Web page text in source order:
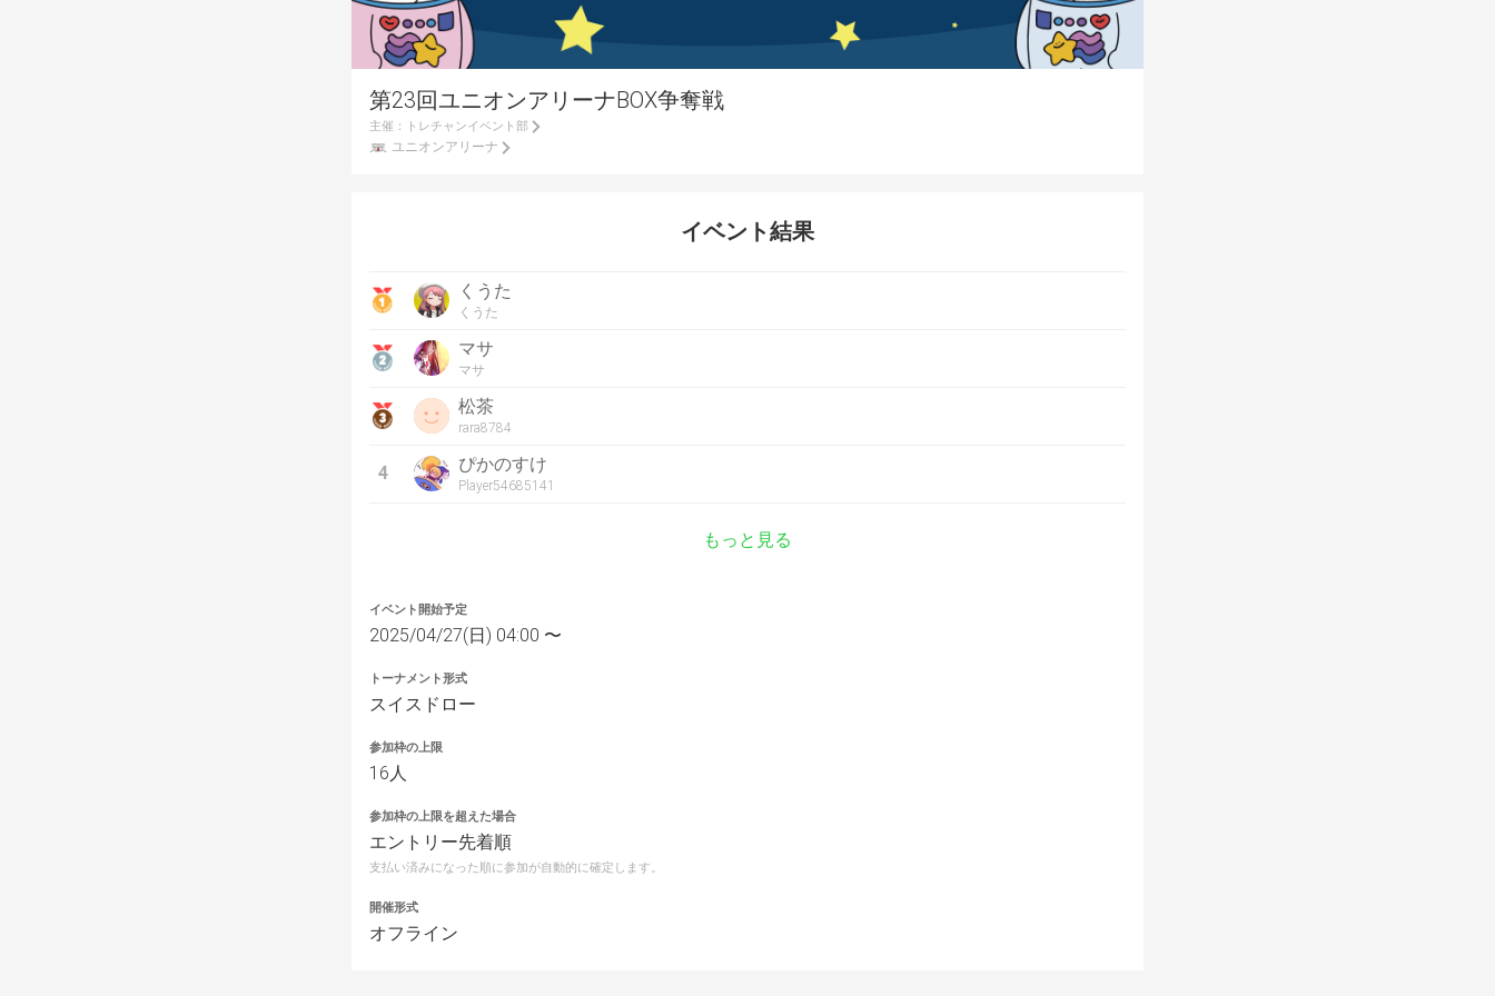
第23回ユニオンアリーナBOX争奪戦
主催： トレチャンイベント部
ユニオンアリーナ
イベント結果
くうた
くうた
マサ
マサ
松茶
rara8784
4 ぴかのすけ
Player54685141
もっと見る
イベント開始予定
2025/04/27(日) 04:00 〜
トーナメント形式
スイスドロー
参加枠の上限
16人
参加枠の上限を超えた場合
エントリー先着順
支払い済みになった順に参加が自動的に確定します。
開催形式
オフライン